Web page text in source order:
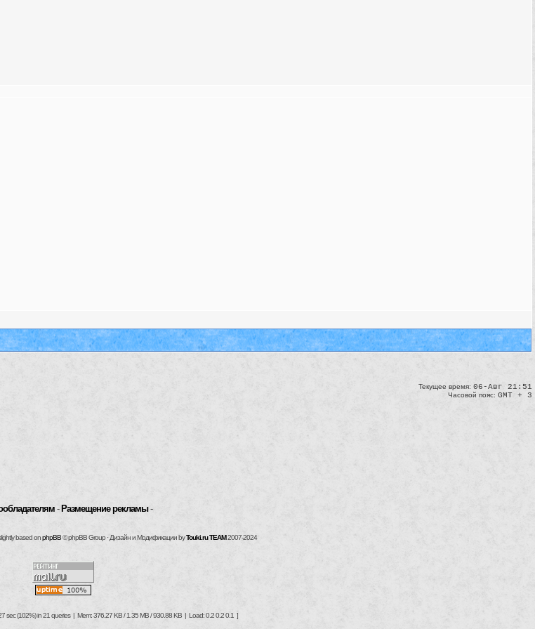
Текущее время: 06-Авг 21:51
Часовой пояс: GMT + 3
- Размещение рекламы-
based onphpBB© phpBB Group · Дизайн и Модификации byTouki.ru TEAM2007-2024
sec (102%) in 21 queries | Mem: 376.27 KB / 1.35 MB / 930.88 KB | Load: 0.2 0.2 0.1 ]